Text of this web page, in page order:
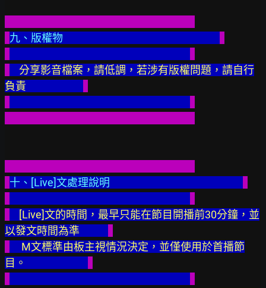
九、版權物
分享影音檔案，請低調，若涉有版權問題，請自行
負責
十、[Live]文處理說明
[Live]文的時間，最早只能在節目開播前30分鐘，並
以發文時間為準
     M文標準由板主視情況決定，並僅使用於首播節
目。